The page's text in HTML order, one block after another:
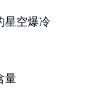
星空爆冷
量